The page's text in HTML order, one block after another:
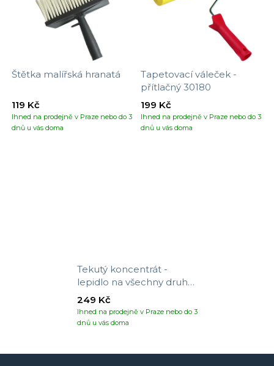
Štětka malířská hranatá
Ihned na prodejně v Praze nebo do 3
dnů u vás doma
119 Kč
Tapetovací váleček -
přítlačný 30180
Ihned na prodejně v Praze nebo do 3
dnů u vás doma
199 Kč
Tekutý koncentrát -
lepidlo na všechny druhy
tapet
Ihned na prodejně v Praze nebo do 3
dnů u vás doma
249 Kč